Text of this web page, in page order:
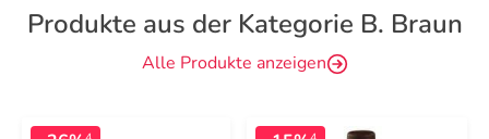
Produkte aus der Kategorie B. Braun
Alle Produkte anzeigen